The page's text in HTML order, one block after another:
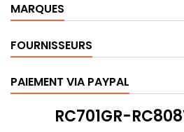
MARQUES
FOURNISSEURS
PAIEMENT VIA PAYPAL
RC701GR-